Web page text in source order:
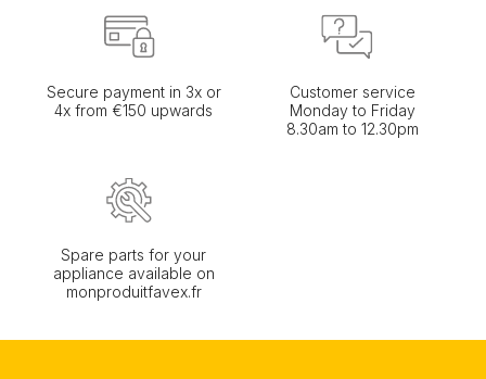
Secure payment in 3x or
4x from €150 upwards
Customer service
Monday to Friday
8.30am to 12.30pm
Spare parts for your
appliance available on
monproduitfavex.fr